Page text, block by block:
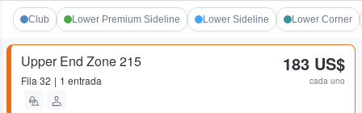
Club Lower Premium Sideline Lower Sideline Lower Corner
Upper End Zone 215
Fila 32 1 entrada
183 US$
cada uno